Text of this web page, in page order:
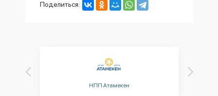
Поделиться:
НПП Атамекен